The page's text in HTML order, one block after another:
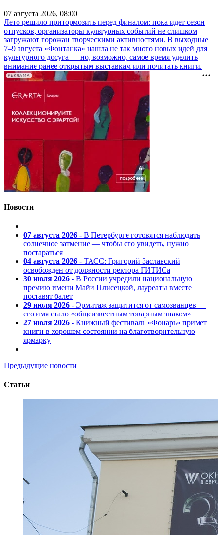
07 августа 2026, 08:00
Лето решило притормозить перед финалом: пока идет сезон
отпусков, организаторы культурных событий не слишком
загружают горожан творческими активностями. В выходные
7–9 августа «Фонтанка» нашла не так много новых идей для
культурного досуга — но, возможно, самое время уделить
внимание ранее открытым выставкам или почитать книги.
РЕКЛАМА
Новости
07 августа 2026 - В Петербурге готовятся наблюдать
солнечное затмение — чтобы его увидеть, нужно
постараться
04 августа 2026 - ТАСС: Григорий Заславский
освобожден от должности ректора ГИТИСа
30 июля 2026 - В России учредили национальную
премию имени Майи Плисецкой, лауреаты вместе
поставят балет
29 июля 2026 - Эрмитаж защитится от самозванцев —
его имя стало «общеизвестным товарным знаком»
27 июля 2026 - Книжный фестиваль «Фонарь» примет
книги в хорошем состоянии на благотворительную
ярмарку
Предыдущие новости
Статьи